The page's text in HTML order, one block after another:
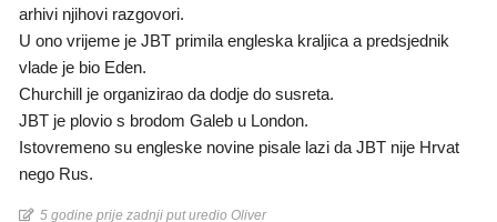
arhivi njihovi razgovori.
U ono vrijeme je JBT primila engleska kraljica a predsjednik
vlade je bio Eden.
Churchill je organizirao da dodje do susreta.
JBT je plovio s brodom Galeb u London.
Istovremeno su engleske novine pisale lazi da JBT nije Hrvat
nego Rus.
5 godine prije zadnji put uredio Oliver